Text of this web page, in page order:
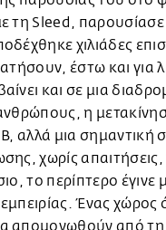
τη Sleed,
χιλιάδες
έστω και για
και σε μια
η
αλλά μια σημαντική
χωρίς
το περίπτερο
Ένας χώρος
απομονωθούν από τη